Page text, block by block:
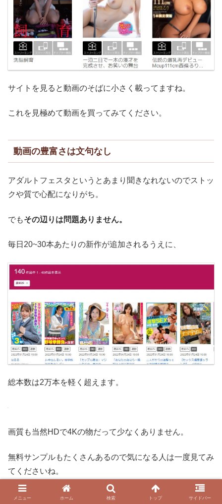
サイトを見ると動画のそばに小さく載ってますね。
これを見極めて動画を買ってみてください。
動画の豊富さは文句なし
アダルトフェスタというとあまり聞きなれないのでストッ
クや質で心配になりがち。
でもその辺りは問題ありません。
毎日20~30本あたりの新作が追加されるうえに、
総本数は2万本を軽く超えます。
画質も当然HDで4Kの物だって少なくありません。
無料サンプルもたくさんあるので気になる人は一度見てみ
てくださいね。
メニュー ホーム 検索 トップ サイドバー